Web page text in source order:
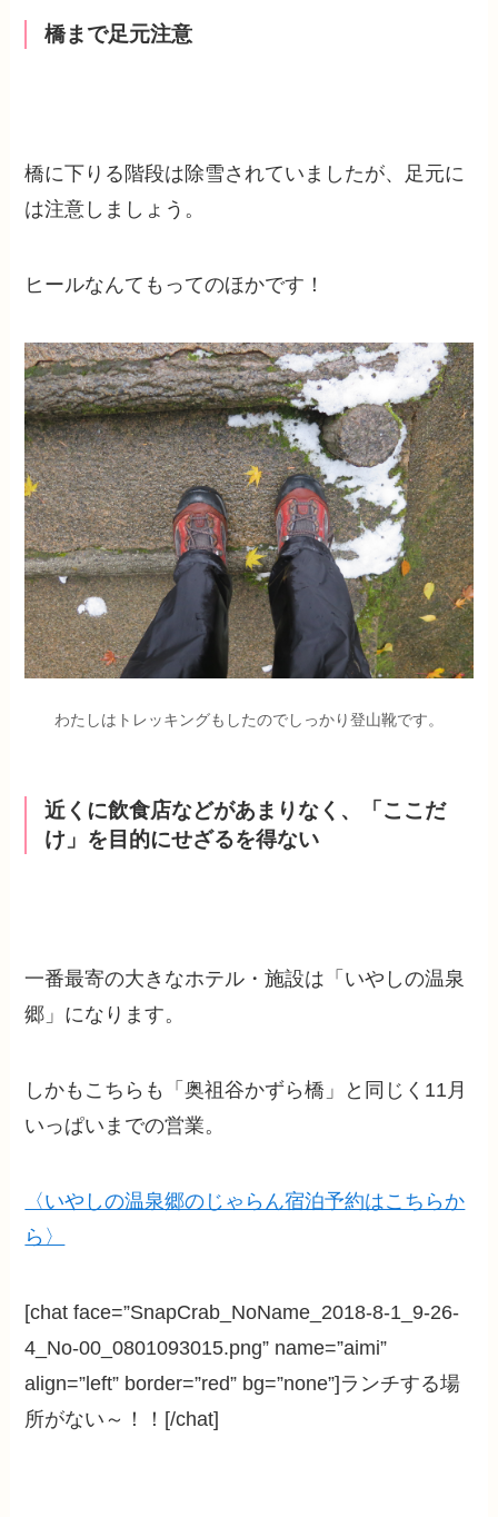
橋まで足元注意
橋に下りる階段は除雪されていましたが、足元に
は注意しましょう。
ヒールなんてもってのほかです！
わたしはトレッキングもしたのでしっかり登山靴です。
近くに飲食店などがあまりなく、「ここだ
け」を目的にせざるを得ない
一番最寄の大きなホテル・施設は「いやしの温泉
郷」になります。
しかもこちらも「奥祖谷かずら橋」と同じく11月
いっぱいまでの営業。
〈いやしの温泉郷のじゃらん宿泊予約はこちらか
ら〉
[chat face=”SnapCrab_NoName_2018-8-1_9-26-
4_No-00_0801093015.png” name=”aimi”
align=”left” border=”red” bg=”none”]ランチする場
所がない～！！[/chat]